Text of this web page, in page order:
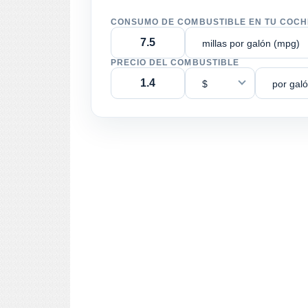
CONSUMO DE COMBUSTIBLE EN TU
millas por galón (mpg)
PRECIO DEL COMBUSTIBLE
$ por